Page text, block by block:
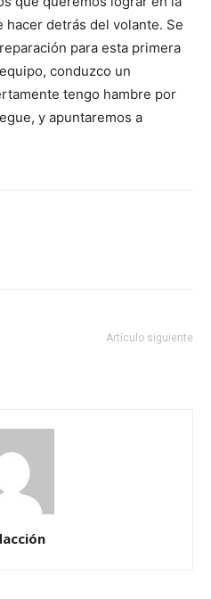
hacer detrás del volante. Se
para esta primera
conduzco un
tengo hambre por
y apuntaremos a
Artículo siguiente